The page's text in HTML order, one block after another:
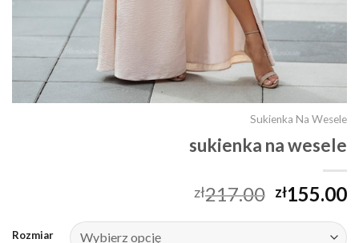
Sukienka Na Wesele
sukienka na wesele
zł217.00 zł155.00
Rozmiar